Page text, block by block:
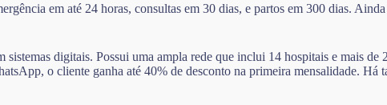
em até 24 horas, consultas em 30 dias, e partos em 300 dias.
digitais. Possui uma ampla rede que inclui 14 hospitais e mais
o cliente ganha até 40% de desconto na primeira mensalidade. Há